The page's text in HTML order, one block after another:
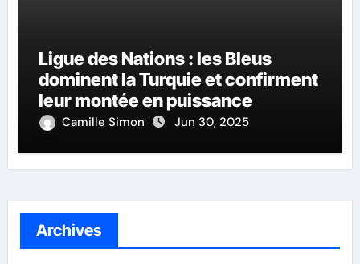
Ligue des Nations : les Bleus
dominent la Turquie et confirment
leur montée en puissance
Camille Simon Jun 30, 2025
Archives